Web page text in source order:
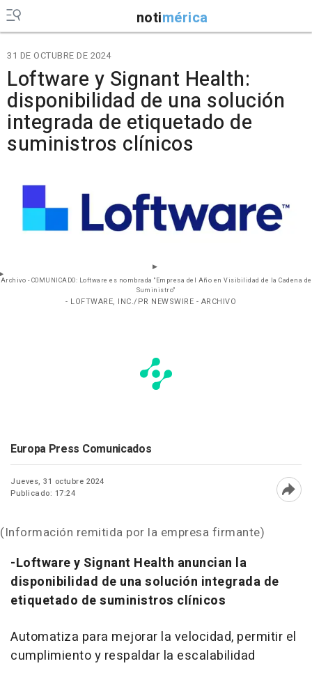
notimérica
31 DE OCTUBRE DE 2024
Loftware y Signant Health:
disponibilidad de una solución
integrada de etiquetado de
suministros clínicos
Archivo - COMUNICADO: Loftware es nombrada "Empresa del Año en Visibilidad de la Cadena de
Suministro"
- LOFTWARE, INC./PR NEWSWIRE - ARCHIVO
Europa Press Comunicados
Jueves, 31 octubre 2024
Publicado: 17:24
(Información remitida por la empresa firmante)
-Loftware y Signant Health anuncian la
disponibilidad de una solución integrada de
etiquetado de suministros clínicos
Automatiza para mejorar la velocidad, permitir el
cumplimiento y respaldar la escalabilidad